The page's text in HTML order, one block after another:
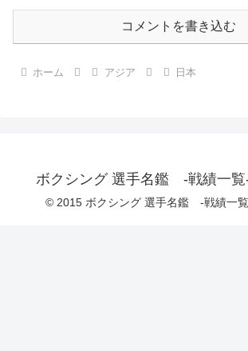
コメントを書き込む
ホーム アジア 日本
ボクシング 選手名鑑 -戦績一覧
© 2015 ボクシング 選手名鑑 -戦績一覧